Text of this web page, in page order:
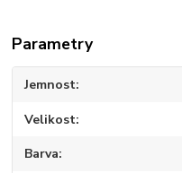
Parametry
Jemnost
Velikost
Barva